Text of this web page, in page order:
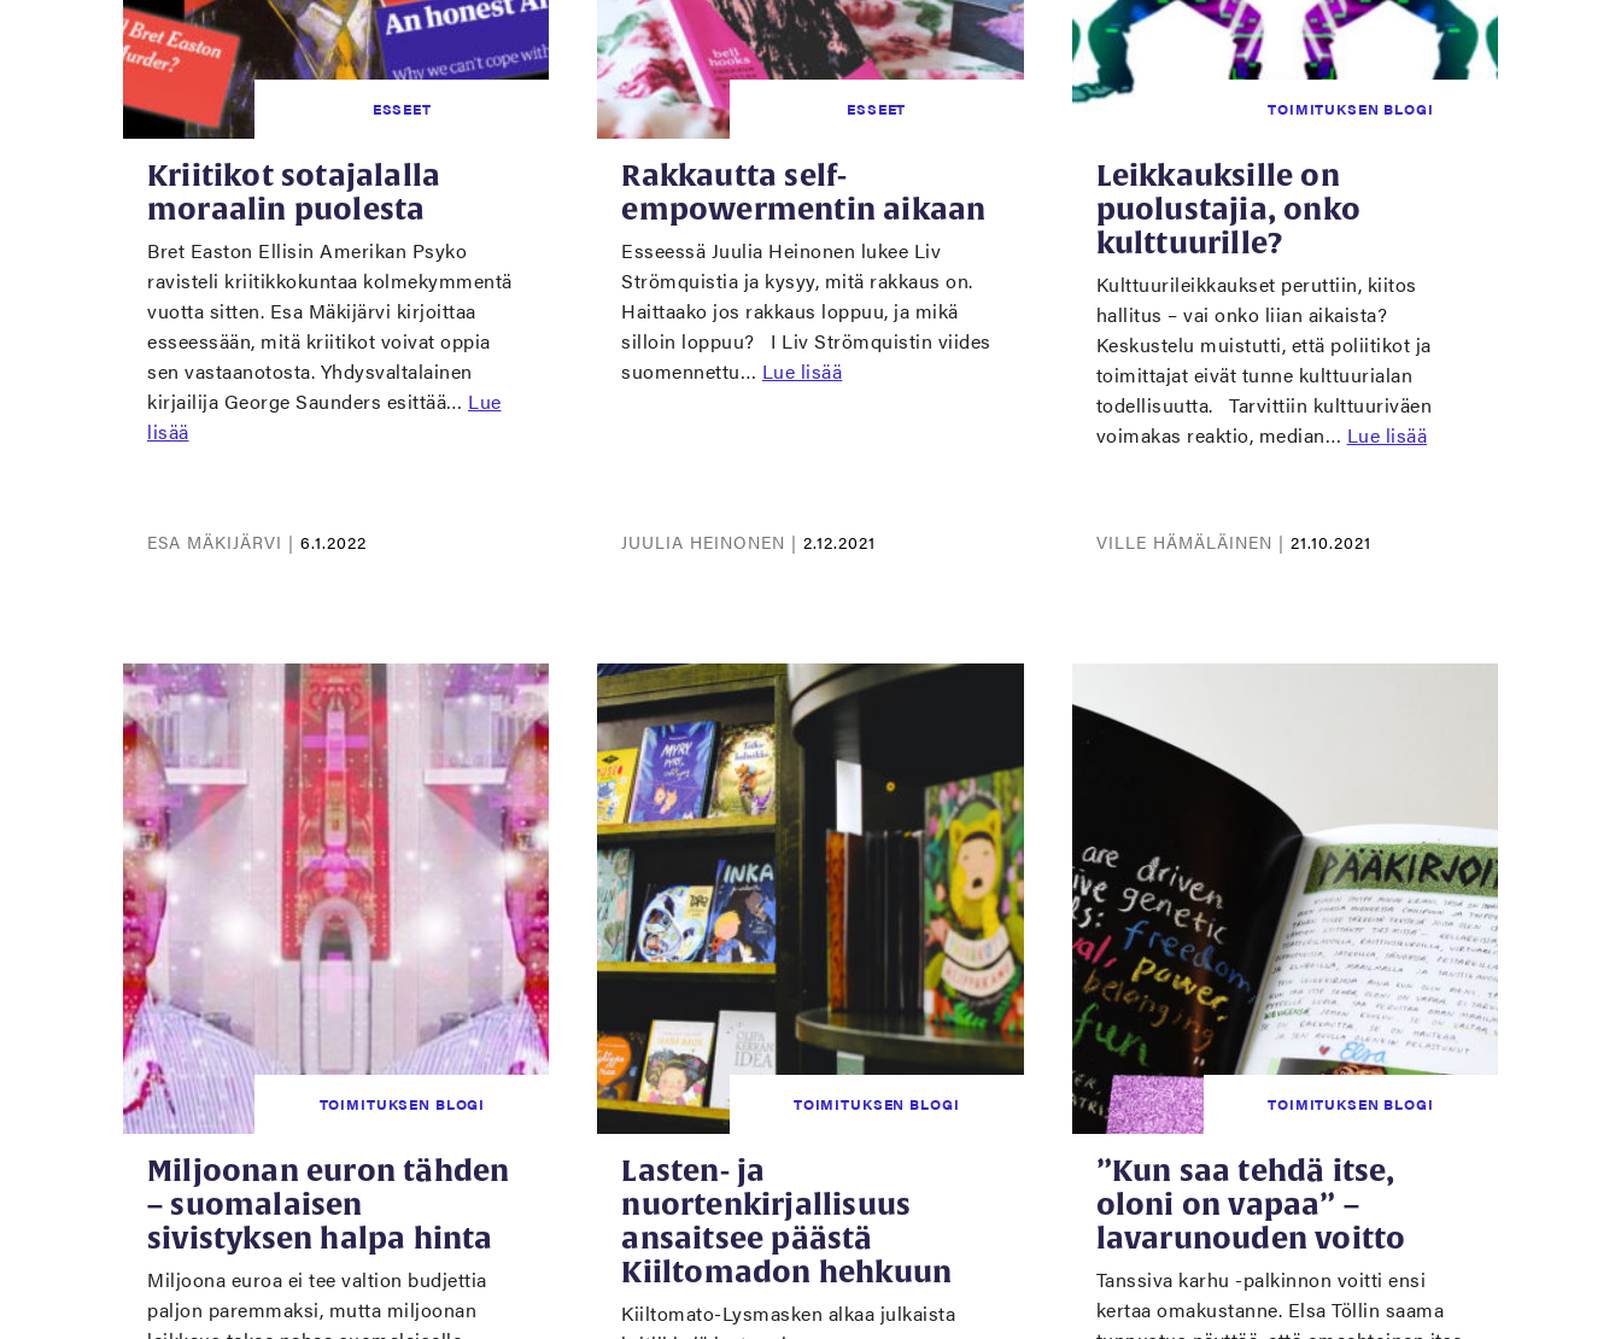
ESSEET
Kriitikot sotajalalla
moraalin puolesta
Bret Easton Ellisin Amerikan Psyko
ravisteli kriitikkokuntaa kolmekymmentä
vuotta sitten. Esa Mäkijärvi kirjoittaa
esseessään, mitä kriitikot voivat oppia
sen vastaanotosta. Yhdysvaltalainen
kirjailija George Saunders esittää… Lue
lisää
ESA MÄKIJÄRVI | 6.1.2022
ESSEET
Rakkautta self-
empowermentin aikaan
Esseessä Juulia Heinonen lukee Liv
Strömquistia ja kysyy, mitä rakkaus on.
Haittaako jos rakkaus loppuu, ja mikä
silloin loppuu? I Liv Strömquistin viides
suomennettu… Lue lisää
JUULIA HEINONEN |2.12.2021
TOIMITUKSEN BLOGI
Leikkauksille on
puolustajia, onko
kulttuurille?
Kulttuurileikkaukset peruttiin, kiitos
hallitus – vai onko liian aikaista?
Keskustelu muistutti, että poliitikot ja
toimittajat eivät tunne kulttuurialan
todellisuutta. Tarvittiin kulttuuriväen
voimakas reaktio, median… Lue lisää
VILLE HÄMÄLÄINEN | 21.10.2021
TOIMITUKSEN BLOGI
Miljoonan euron tähden
– suomalaisen
sivistyksen halpa hinta
Miljoona euroa ei tee valtion budjettia
paljon paremmaksi, mutta miljoonan
TOIMITUKSEN BLOGI
Lasten- ja
nuortenkirjallisuus
ansaitsee päästä
Kiiltomadon hehkuun
Kiiltomato-Lysmasken alkaa julkaista
TOIMITUKSEN BLOGI
”Kun saa tehdä itse,
oloni on vapaa” –
lavarunouden voitto
Tanssiva karhu -palkinnon voitti ensi
kertaa omakustanne. Elsa Töllin saama